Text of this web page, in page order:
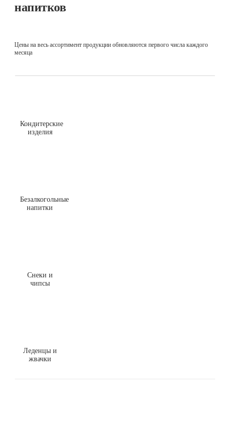
напитков
Цены на весь ассортимент продукции обновляются первого числа каждого
месяца
Кондитерские
изделия
Безалкогольные
напитки
Снеки и
чипсы
Леденцы и
жвачки